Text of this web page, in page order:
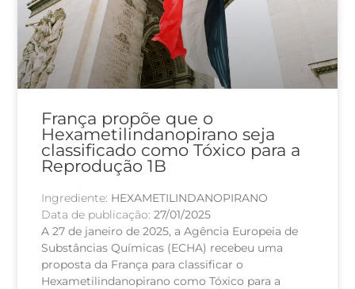
França propõe que o
Hexametilindanopirano seja
classificado como Tóxico para a
Reprodução 1B
Ingrediente: HEXAMETILINDANOPIRANO
Data de publicação:27/01/2025
A 27 de janeiro de 2025, a Agência Europeia de
Substâncias Químicas (ECHA) recebeu uma
proposta da França para classificar o
Hexametilindanopirano como Tóxico para a